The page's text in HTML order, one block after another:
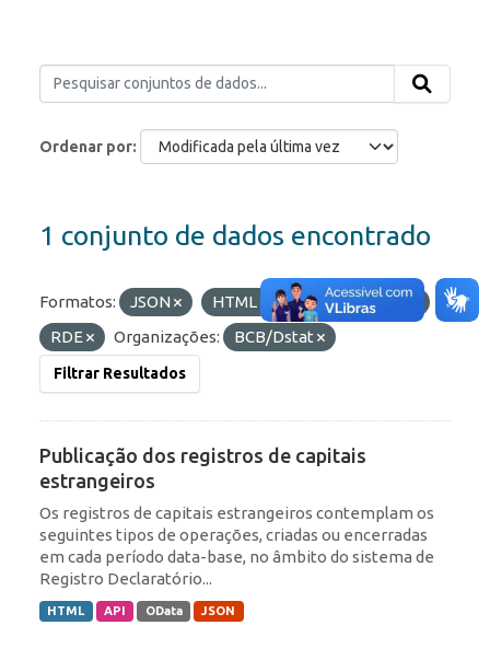
Ordenar por
1 conjunto de dados encontrado
Formatos: JSON HTML Etiquetas:
ROF
RDE
Organizações: BCB/Dstat
Filtrar Resultados
Publicação dos registros de capitais
estrangeiros
Os registros de capitais estrangeiros contemplam os
seguintes tipos de operações, criadas ou encerradas
em cada período data-base, no âmbito do sistema de
Registro Declaratório...
HTML API OData JSON